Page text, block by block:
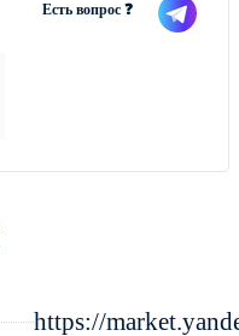
Есть вопрос ❓
https://